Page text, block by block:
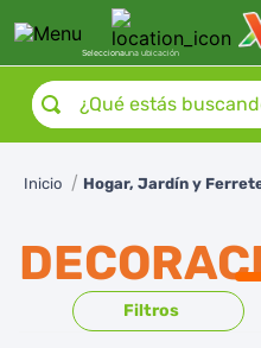
Seleccionauna ubicación
¿Qué estás buscando?
Hogar, Jardín y